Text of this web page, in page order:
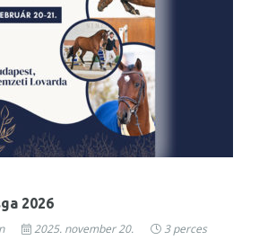
2026
2025. november 20. 3 perces